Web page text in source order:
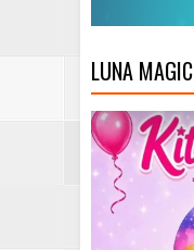
LUNA MAGIC